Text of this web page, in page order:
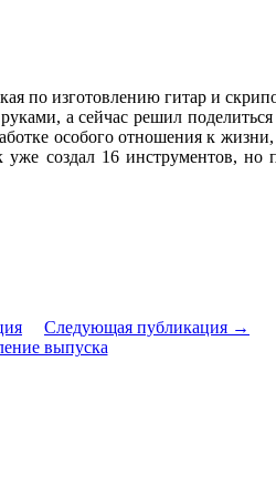
по изготовлению гитар и
а сейчас решил
особого отношения к
создал 16 инструментов, но
Следующая публикация →
выпуска